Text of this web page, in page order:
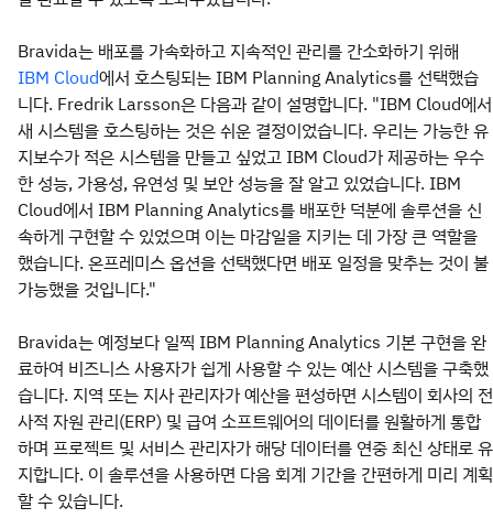
Bravida는 배포를 가속화하고 지속적인 관리를 간소화하기 위해
IBM Cloud에서 호스팅되는 IBM Planning Analytics를 선택했습
니다. Fredrik Larsson은 다음과 같이 설명합니다. "IBM Cloud에서
새 시스템을 호스팅하는 것은 쉬운 결정이었습니다. 우리는 가능한 유
지보수가 적은 시스템을 만들고 싶었고 IBM Cloud가 제공하는 우수
한 성능, 가용성, 유연성 및 보안 성능을 잘 알고 있었습니다. IBM
Cloud에서 IBM Planning Analytics를 배포한 덕분에 솔루션을 신
속하게 구현할 수 있었으며 이는 마감일을 지키는 데 가장 큰 역할을
했습니다. 온프레미스 옵션을 선택했다면 배포 일정을 맞추는 것이 불
가능했을 것입니다."
Bravida는 예정보다 일찍 IBM Planning Analytics 기본 구현을 완
료하여 비즈니스 사용자가 쉽게 사용할 수 있는 예산 시스템을 구축했
습니다. 지역 또는 지사 관리자가 예산을 편성하면 시스템이 회사의 전
사적 자원 관리(ERP) 및 급여 소프트웨어의 데이터를 원활하게 통합
하며 프로젝트 및 서비스 관리자가 해당 데이터를 연중 최신 상태로 유
지합니다. 이 솔루션을 사용하면 다음 회계 기간을 간편하게 미리 계획
할 수 있습니다.